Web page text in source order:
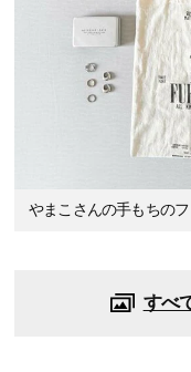
やまこさんの手もちの
すべ